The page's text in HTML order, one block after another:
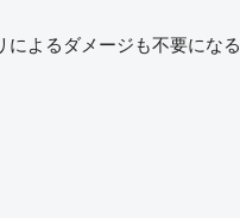
によるダメージも不要になる